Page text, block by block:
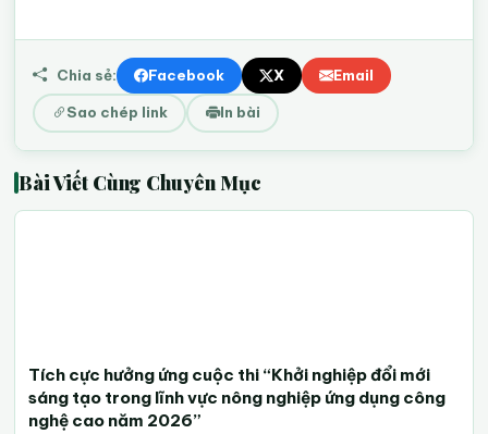
Chia sẻ: Facebook X Email
Sao chép link In bài
Bài Viết Cùng Chuyên Mục
Tích cực hưởng ứng cuộc thi “Khởi nghiệp đổi mới
sáng tạo trong lĩnh vực nông nghiệp ứng dụng công
nghệ cao năm 2026”